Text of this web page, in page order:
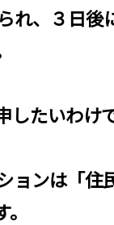
れ、３日後
たいわけで
ョンは「住